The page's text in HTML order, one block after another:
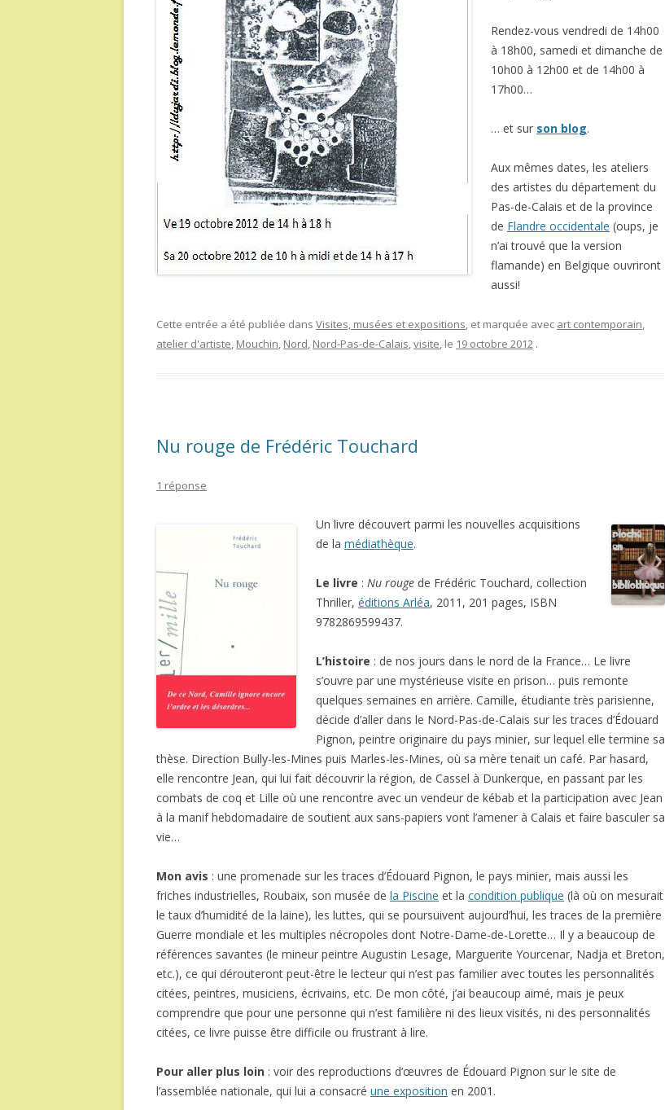
Rendez-vous vendredi de 14h00
à 18h00, samedi et dimanche de
10h00 à 12h00 et de 14h00 à
17h00…
… et sur son blog.
Aux mêmes dates, les ateliers
des artistes du département du
Pas-de-Calais et de la province
de Flandre occidentale (oups, je
n’ai trouvé que la version
flamande) en Belgique ouvriront
aussi!
Cette entrée a été publiée dans Visites, musées et expositions, et marquée avec art contemporain,
atelier d'artiste, Mouchin, Nord, Nord-Pas-de-Calais,visite, le 19 octobre 2012 .
Nu rouge de Frédéric Touchard
1 réponse
Un livre découvert parmi les nouvelles acquisitions
de la médiathèque.
Le livre : Nu rouge de Frédéric Touchard, collection
Thriller, éditions Arléa, 2011, 201 pages, ISBN
9782869599437.
L’histoire : de nos jours dans le nord de la France… Le livre
s’ouvre par une mystérieuse visite en prison… puis remonte
quelques semaines en arrière. Camille, étudiante très parisienne,
décide d’aller dans le Nord-Pas-de-Calais sur les traces d’Édouard
Pignon, peintre originaire du pays minier, sur lequel elle termine sa
thèse. Direction Bully-les-Mines puis Marles-les-Mines, où sa mère tenait un café. Par hasard,
elle rencontre Jean, qui lui fait découvrir la région, de Cassel à Dunkerque, en passant par les
combats de coq et Lille où une rencontre avec un vendeur de kébab et la participation avec Jean
à la manif hebdomadaire de soutient aux sans-papiers vont l’amener à Calais et faire basculer sa
vie…
Mon avis : une promenade sur les traces d’Édouard Pignon, le pays minier, mais aussi les
friches industrielles, Roubaix, son musée de la Piscine et la condition publique (là où on mesurait
le taux d’humidité de la laine), les luttes, qui se poursuivent aujourd’hui, les traces de la première
Guerre mondiale et les multiples nécropoles dont Notre-Dame-de-Lorette… Il y a beaucoup de
références savantes (le mineur peintre Augustin Lesage, Marguerite Yourcenar, Nadja et Breton,
etc.), ce qui dérouteront peut-être le lecteur qui n’est pas familier avec toutes les personnalités
citées, peintres, musiciens, écrivains, etc. De mon côté, j’ai beaucoup aimé, mais je peux
comprendre que pour une personne qui n’est familière ni des lieux visités, ni des personnalités
citées, ce livre puisse être difficile ou frustrant à lire.
Pour aller plus loin : voir des reproductions d’œuvres de Édouard Pignon sur le site de
l’assemblée nationale, qui lui a consacré une exposition en 2001.